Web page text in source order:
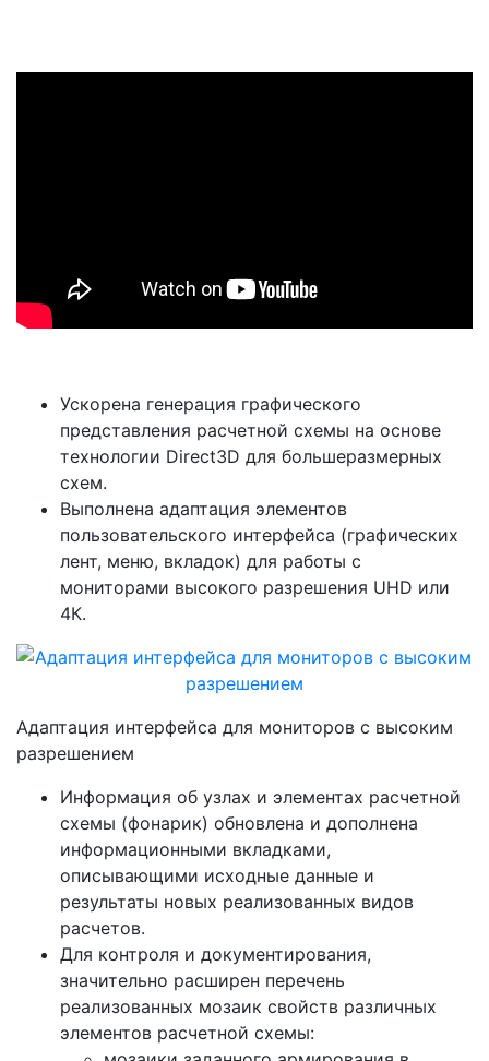
Ускорена генерация графического
представления расчетной схемы на основе
технологии Direct3D для большеразмерных
схем.
Выполнена адаптация элементов
пользовательского интерфейса (графических
лент, меню, вкладок) для работы с
мониторами высокого разрешения UHD или
4К.
Адаптация интерфейса для мониторов с высоким
разрешением
Информация об узлах и элементах расчетной
схемы (фонарик) обновлена и дополнена
информационными вкладками,
описывающими исходные данные и
результаты новых реализованных видов
расчетов.
Для контроля и документирования,
значительно расширен перечень
реализованных мозаик свойств различных
элементов расчетной схемы: